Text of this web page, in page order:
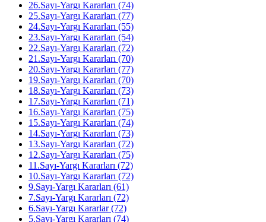
26.Sayı-Yargı Kararları (74)
25.Sayı-Yargı Kararları (77)
24.Sayı-Yargı Kararları (55)
23.Sayı-Yargı Kararları (54)
22.Sayı-Yargı Kararları (72)
21.Sayı-Yargı Kararları (70)
20.Sayı-Yargı Kararları (77)
19.Sayı-Yargı Kararları (70)
18.Sayı-Yargı Kararları (73)
17.Sayı-Yargı Kararları (71)
16.Sayı-Yargı Kararları (75)
15.Sayı-Yargı Kararları (74)
14.Sayı-Yargı Kararları (73)
13.Sayı-Yargı Kararları (72)
12.Sayı-Yargı Kararları (75)
11.Sayı-Yargı Kararları (72)
10.Sayı-Yargı Kararları (72)
9.Sayı-Yargı Kararları (61)
7.Sayı-Yargı Kararları (72)
6.Sayı-Yargı Kararlar (72)
5.Sayı-Yargı Kararları (74)